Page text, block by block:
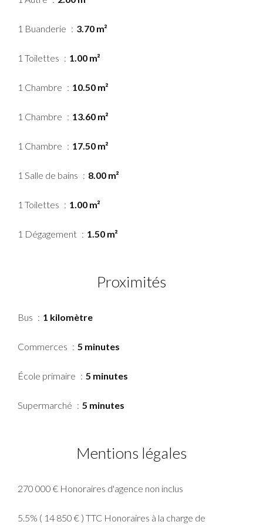
1 Buanderie 3.70 m²
1 Toilettes 1.00 m²
1 Chambre 10.50 m²
1 Chambre 13.60 m²
1 Chambre 17.50 m²
1 Salle de bains 8.00 m²
1 Toilettes 1.00 m²
1 Dégagement 1.50 m²
Proximités
Bus 1 kilomètre
Commerces 5 minutes
École primaire 5 minutes
Supermarché 5 minutes
Mentions légales
270 000 € Honoraires d'agence non inclus
5.5% ( 14 850 € ) TTC Honoraires à la charge de